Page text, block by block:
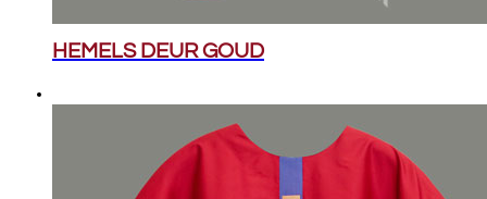
HEMELS DEUR GOUD